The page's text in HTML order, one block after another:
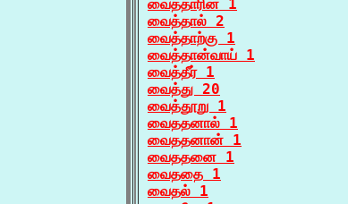
வைத்தாரின் 1
வைத்தால் 2
வைத்தாற்கு 1
வைத்தான்வாய் 1
வைத்தீர் 1
வைத்து 20
வைத்தூறு 1
வைததனால் 1
வைததனான் 1
வைததனை 1
வைததை 1
வைதல் 1